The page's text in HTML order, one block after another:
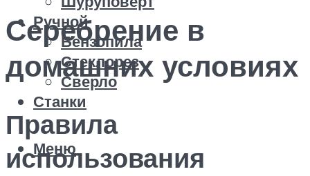
Ручной
Бензопила
Стеклорез
Сверло
Станки
Меню
Серебрение в
домашних условиях
Правила
использования